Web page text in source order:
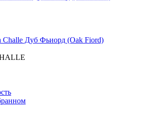
Challe Дуб Фьиорд (Оak Fiord)